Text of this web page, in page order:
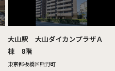
大山駅 大山ダイカンプラザＡ
棟 8階
東京都板橋区熊野町